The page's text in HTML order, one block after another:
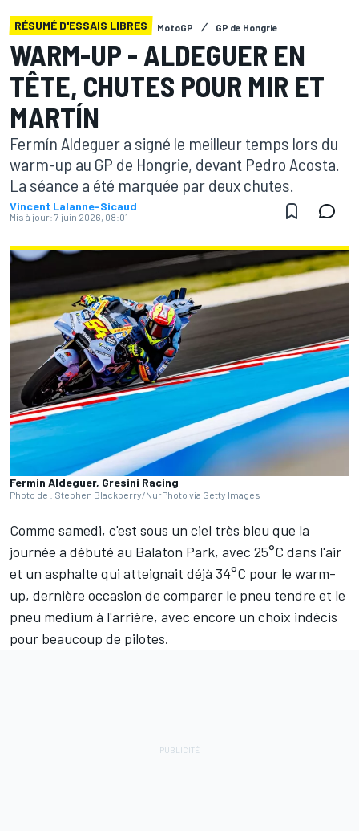
RÉSUMÉ D'ESSAIS LIBRES MotoGP GP de Hongrie
WARM-UP - ALDEGUER EN
TÊTE, CHUTES POUR MIR ET
MARTÍN
Fermín Aldeguer a signé le meilleur temps lors du
warm-up au GP de Hongrie, devant Pedro Acosta.
La séance a été marquée par deux chutes.
Vincent Lalanne-Sicaud
Mis à jour: 7 juin 2026, 08:01
Fermin Aldeguer, Gresini Racing
Photo de : Stephen Blackberry/NurPhoto via Getty Images
Comme samedi, c'est sous un ciel très bleu que la
journée a débuté au Balaton Park, avec 25°C dans l'air
et un asphalte qui atteignait déjà 34°C pour le warm-
up, dernière occasion de comparer le pneu tendre et le
pneu medium à l'arrière, avec encore un choix indécis
pour beaucoup de pilotes.